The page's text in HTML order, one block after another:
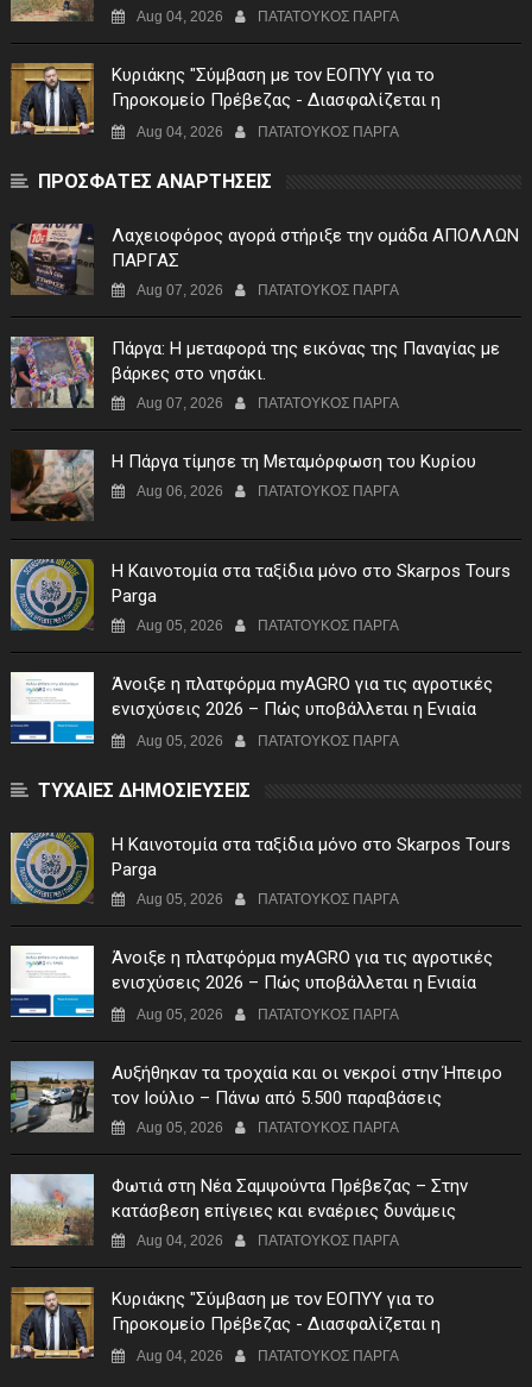
Aug 04, 2026 ΠΑΤΑΤΟΥΚΟΣ ΠΑΡΓΑ
Κυριάκης "Σύμβαση με τον ΕΟΠΥΥ για το
Γηροκομείο Πρέβεζας - Διασφαλίζεται η
χρηματοδότηση της λειτουργίας του"
Aug 04, 2026 ΠΑΤΑΤΟΥΚΟΣ ΠΑΡΓΑ
ΠΡΟΣΦΑΤΕΣ ΑΝΑΡΤΗΣΕΙΣ
Λαχειοφόρος αγορά στήριξε την ομάδα ΑΠΟΛΛΩΝ
ΠΑΡΓΑΣ
Aug 07, 2026 ΠΑΤΑΤΟΥΚΟΣ ΠΑΡΓΑ
Πάργα: Η μεταφορά της εικόνας της Παναγίας με
βάρκες στο νησάκι.
Aug 07, 2026 ΠΑΤΑΤΟΥΚΟΣ ΠΑΡΓΑ
Η Πάργα τίμησε τη Μεταμόρφωση του Κυρίου
Aug 06, 2026 ΠΑΤΑΤΟΥΚΟΣ ΠΑΡΓΑ
Η Καινοτομία στα ταξίδια μόνο στο Skarpos Tours
Parga
Aug 05, 2026 ΠΑΤΑΤΟΥΚΟΣ ΠΑΡΓΑ
Άνοιξε η πλατφόρμα myAGRO για τις αγροτικές
ενισχύσεις 2026 – Πώς υποβάλλεται η Ενιαία
Αίτηση Ενίσχυσης
Aug 05, 2026 ΠΑΤΑΤΟΥΚΟΣ ΠΑΡΓΑ
ΤΥΧΑΙΕΣ ΔΗΜΟΣΙΕΥΣΕΙΣ
Η Καινοτομία στα ταξίδια μόνο στο Skarpos Tours
Parga
Aug 05, 2026 ΠΑΤΑΤΟΥΚΟΣ ΠΑΡΓΑ
Άνοιξε η πλατφόρμα myAGRO για τις αγροτικές
ενισχύσεις 2026 – Πώς υποβάλλεται η Ενιαία
Αίτηση Ενίσχυσης
Aug 05, 2026 ΠΑΤΑΤΟΥΚΟΣ ΠΑΡΓΑ
Αυξήθηκαν τα τροχαία και οι νεκροί στην Ήπειρο
τον Ιούλιο – Πάνω από 5.500 παραβάσεις
Aug 05, 2026 ΠΑΤΑΤΟΥΚΟΣ ΠΑΡΓΑ
Φωτιά στη Νέα Σαμψούντα Πρέβεζας – Στην
κατάσβεση επίγειες και εναέριες δυνάμεις
Aug 04, 2026 ΠΑΤΑΤΟΥΚΟΣ ΠΑΡΓΑ
Κυριάκης "Σύμβαση με τον ΕΟΠΥΥ για το
Γηροκομείο Πρέβεζας - Διασφαλίζεται η
χρηματοδότηση της λειτουργίας του"
Aug 04, 2026 ΠΑΤΑΤΟΥΚΟΣ ΠΑΡΓΑ